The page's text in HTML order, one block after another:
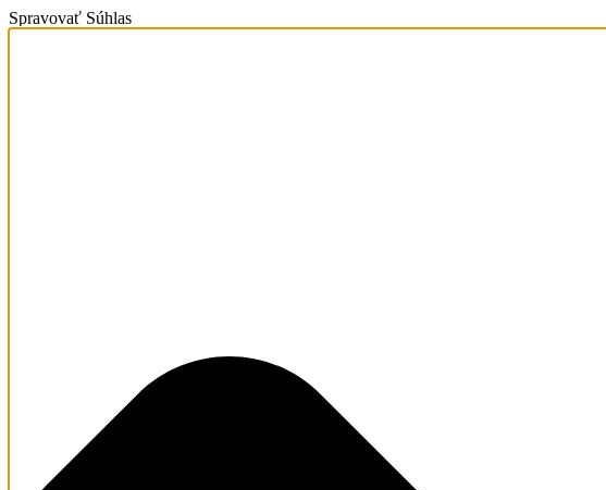
Spravovať Súhlas